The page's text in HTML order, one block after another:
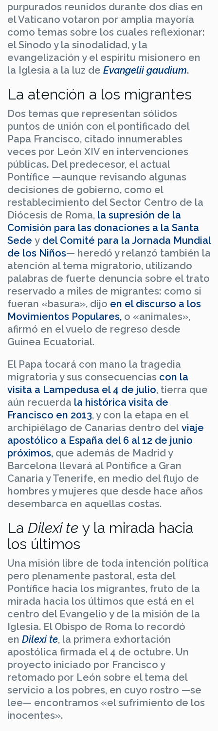
purpurados reunidos durante dos días en
el Vaticano votaron por amplia mayoría
como temas sobre los cuales reflexionar:
el Sínodo y la sinodalidad, y la
evangelización y el espíritu misionero en
la Iglesia a la luz de Evangelii gaudium.
La atención a los migrantes
Dos temas que representan sólidos
puntos de unión con el pontificado del
Papa Francisco, citado innumerables
veces por León XIV en intervenciones
públicas. Del predecesor, el actual
Pontífice —aunque revisando algunas
decisiones de gobierno, como el
restablecimiento del Sector Centro de la
Diócesis de Roma, la supresión de la
Comisión para las donaciones a la Santa
Sede y del Comité para la Jornada Mundial
de los Niños— heredó y relanzó también la
atención al tema migratorio, utilizando
palabras de fuerte denuncia sobre el trato
reservado a miles de migrantes: como si
fueran «basura», dijo en el discurso a los
Movimientos Populares, o «animales»,
afirmó en el vuelo de regreso desde
Guinea Ecuatorial.
El Papa tocará con mano la tragedia
migratoria y sus consecuencias con la
visita a Lampedusa el 4 de julio, tierra que
aún recuerda la histórica visita de
Francisco en 2013, y con la etapa en el
archipiélago de Canarias dentro del viaje
apostólico a España del 6 al 12 de junio
próximos, que además de Madrid y
Barcelona llevará al Pontífice a Gran
Canaria y Tenerife, en medio del flujo de
hombres y mujeres que desde hace años
desembarca en aquellas costas.
La Dilexi te y la mirada hacia
los últimos
Una misión libre de toda intención política
pero plenamente pastoral, esta del
Pontífice hacia los migrantes, fruto de la
mirada hacia los últimos que está en el
centro del Evangelio y de la misión de la
Iglesia. El Obispo de Roma lo recordó
en Dilexi te, la primera exhortación
apostólica firmada el 4 de octubre. Un
proyecto iniciado por Francisco y
retomado por León sobre el tema del
servicio a los pobres, en cuyo rostro —se
lee— encontramos «el sufrimiento de los
inocentes».